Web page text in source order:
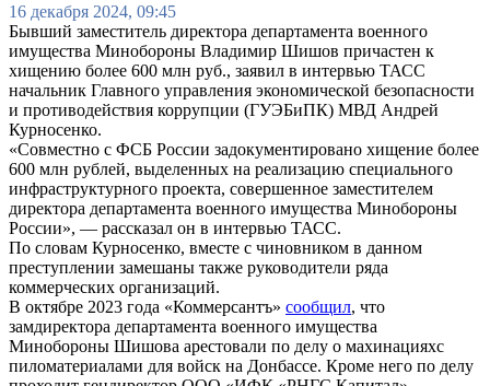
16 декабря 2024, 09:45
Бывший заместитель директора департамента военного
имущества Минобороны Владимир Шишов причастен к
хищению более 600 млн руб., заявил в интервью ТАСС
начальник Главного управления экономической безопасности
и противодействия коррупции (ГУЭБиПК) МВД Андрей
Курносенко.
«Совместно с ФСБ России задокументировано хищение более
600 млн рублей, выделенных на реализацию специального
инфраструктурного проекта, совершенное заместителем
директора департамента военного имущества Минобороны
России», — рассказал он в интервью ТАСС.
По словам Курносенко, вместе с чиновником в данном
преступлении замешаны также руководители ряда
коммерческих организаций.
В октябре 2023 года «Коммерсантъ» сообщил, что
замдиректора департамента военного имущества
Минобороны Шишова арестовали по делу о махинацияхс
пиломатериалами для войск на Донбассе. Кроме него по делу